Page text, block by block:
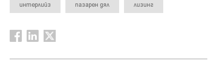
интерлийз пазарен дял лизинг